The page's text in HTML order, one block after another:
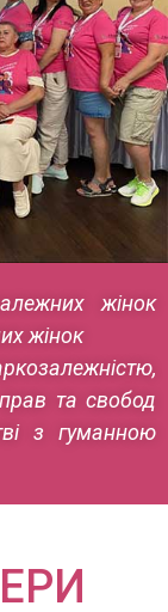
жінок
жінок
та свобод
з гуманною